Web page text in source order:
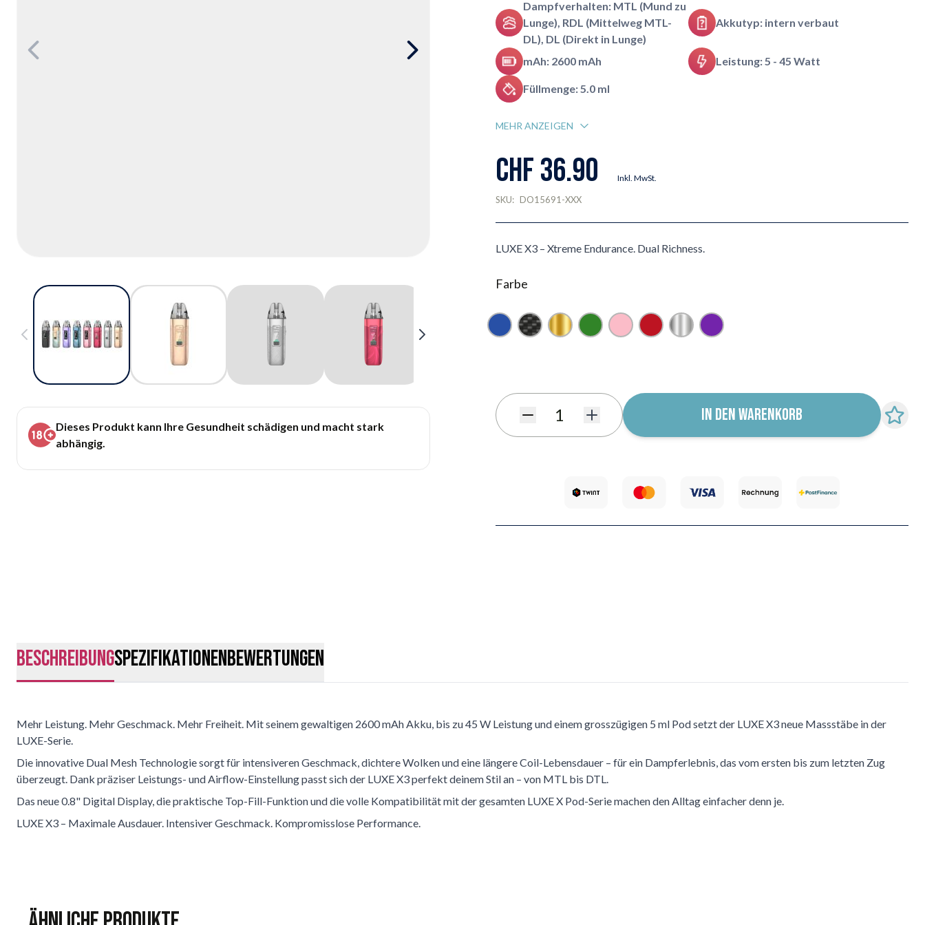
Dieses Produkt kann Ihre Gesundheit schädigen und macht stark
abhängig.
Dampfverhalten: MTL (Mund zu
Lunge), RDL (Mittelweg MTL-
DL), DL (Direkt in Lunge)
Akkutyp: intern verbaut
mAh: 2600 mAh Leistung: 5 - 45 Watt
Füllmenge: 5.0 ml
MEHR ANZEIGEN
CHF 36.90 Inkl. MwSt.
SKU: DO15691-XXX
LUXE X3 – Xtreme Endurance. Dual Richness.
Farbe
Blau Carbon Gold Grün Rosa Rot Silber Violett
IN DEN WARENKORB
BeschreibungSpezifikationenBewertungen
Mehr Leistung. Mehr Geschmack. Mehr Freiheit. Mit seinem gewaltigen 2600 mAh Akku, bis zu 45 W Leistung und einem grosszügigen 5 ml Pod setzt der LUXE X3 neue Massstäbe in der
LUXE-Serie.
Die innovative Dual Mesh Technologie sorgt für intensiveren Geschmack, dichtere Wolken und eine längere Coil-Lebensdauer – für ein Dampferlebnis, das vom ersten bis zum letzten Zug
überzeugt. Dank präziser Leistungs- und Airflow-Einstellung passt sich der LUXE X3 perfekt deinem Stil an – von MTL bis DTL.
Das neue 0.8" Digital Display, die praktische Top-Fill-Funktion und die volle Kompatibilität mit der gesamten LUXE X Pod-Serie machen den Alltag einfacher denn je.
LUXE X3 – Maximale Ausdauer. Intensiver Geschmack. Kompromisslose Performance.